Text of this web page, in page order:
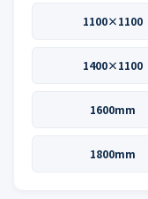
1100×1100
1400×1100
1600mm
1800mm